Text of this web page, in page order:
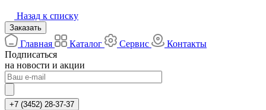
Назад к списку
Заказать
Главная Каталог Сервис
Контакты
Подписаться
на новости и акции
+7 (3452) 28-37-37